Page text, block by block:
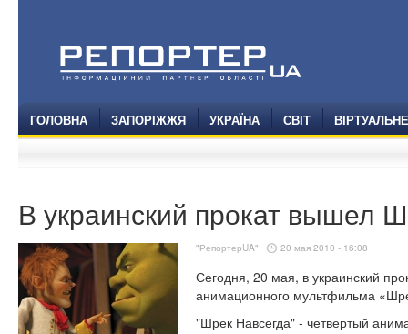
ГОЛОВНА ЗАПОРІЖЖЯ УКРАЇНА СВІТ
В украинский прокат вышел
"РепортерUA" 20 мая 2010 - 16:08
Сегодня, 20 мая, в украинский
анимационного мультфильма
"Шрек Навсегда" - четвертый